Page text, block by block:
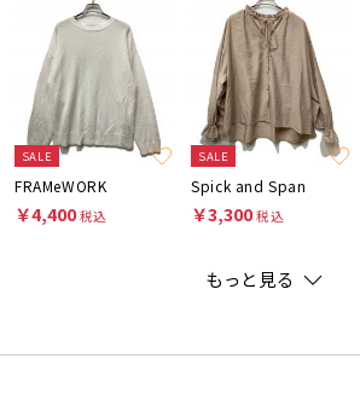
SALE
FRAMeWORK
￥4,400税込
SALE
Spick and Span
￥3,300税込
もっと見る